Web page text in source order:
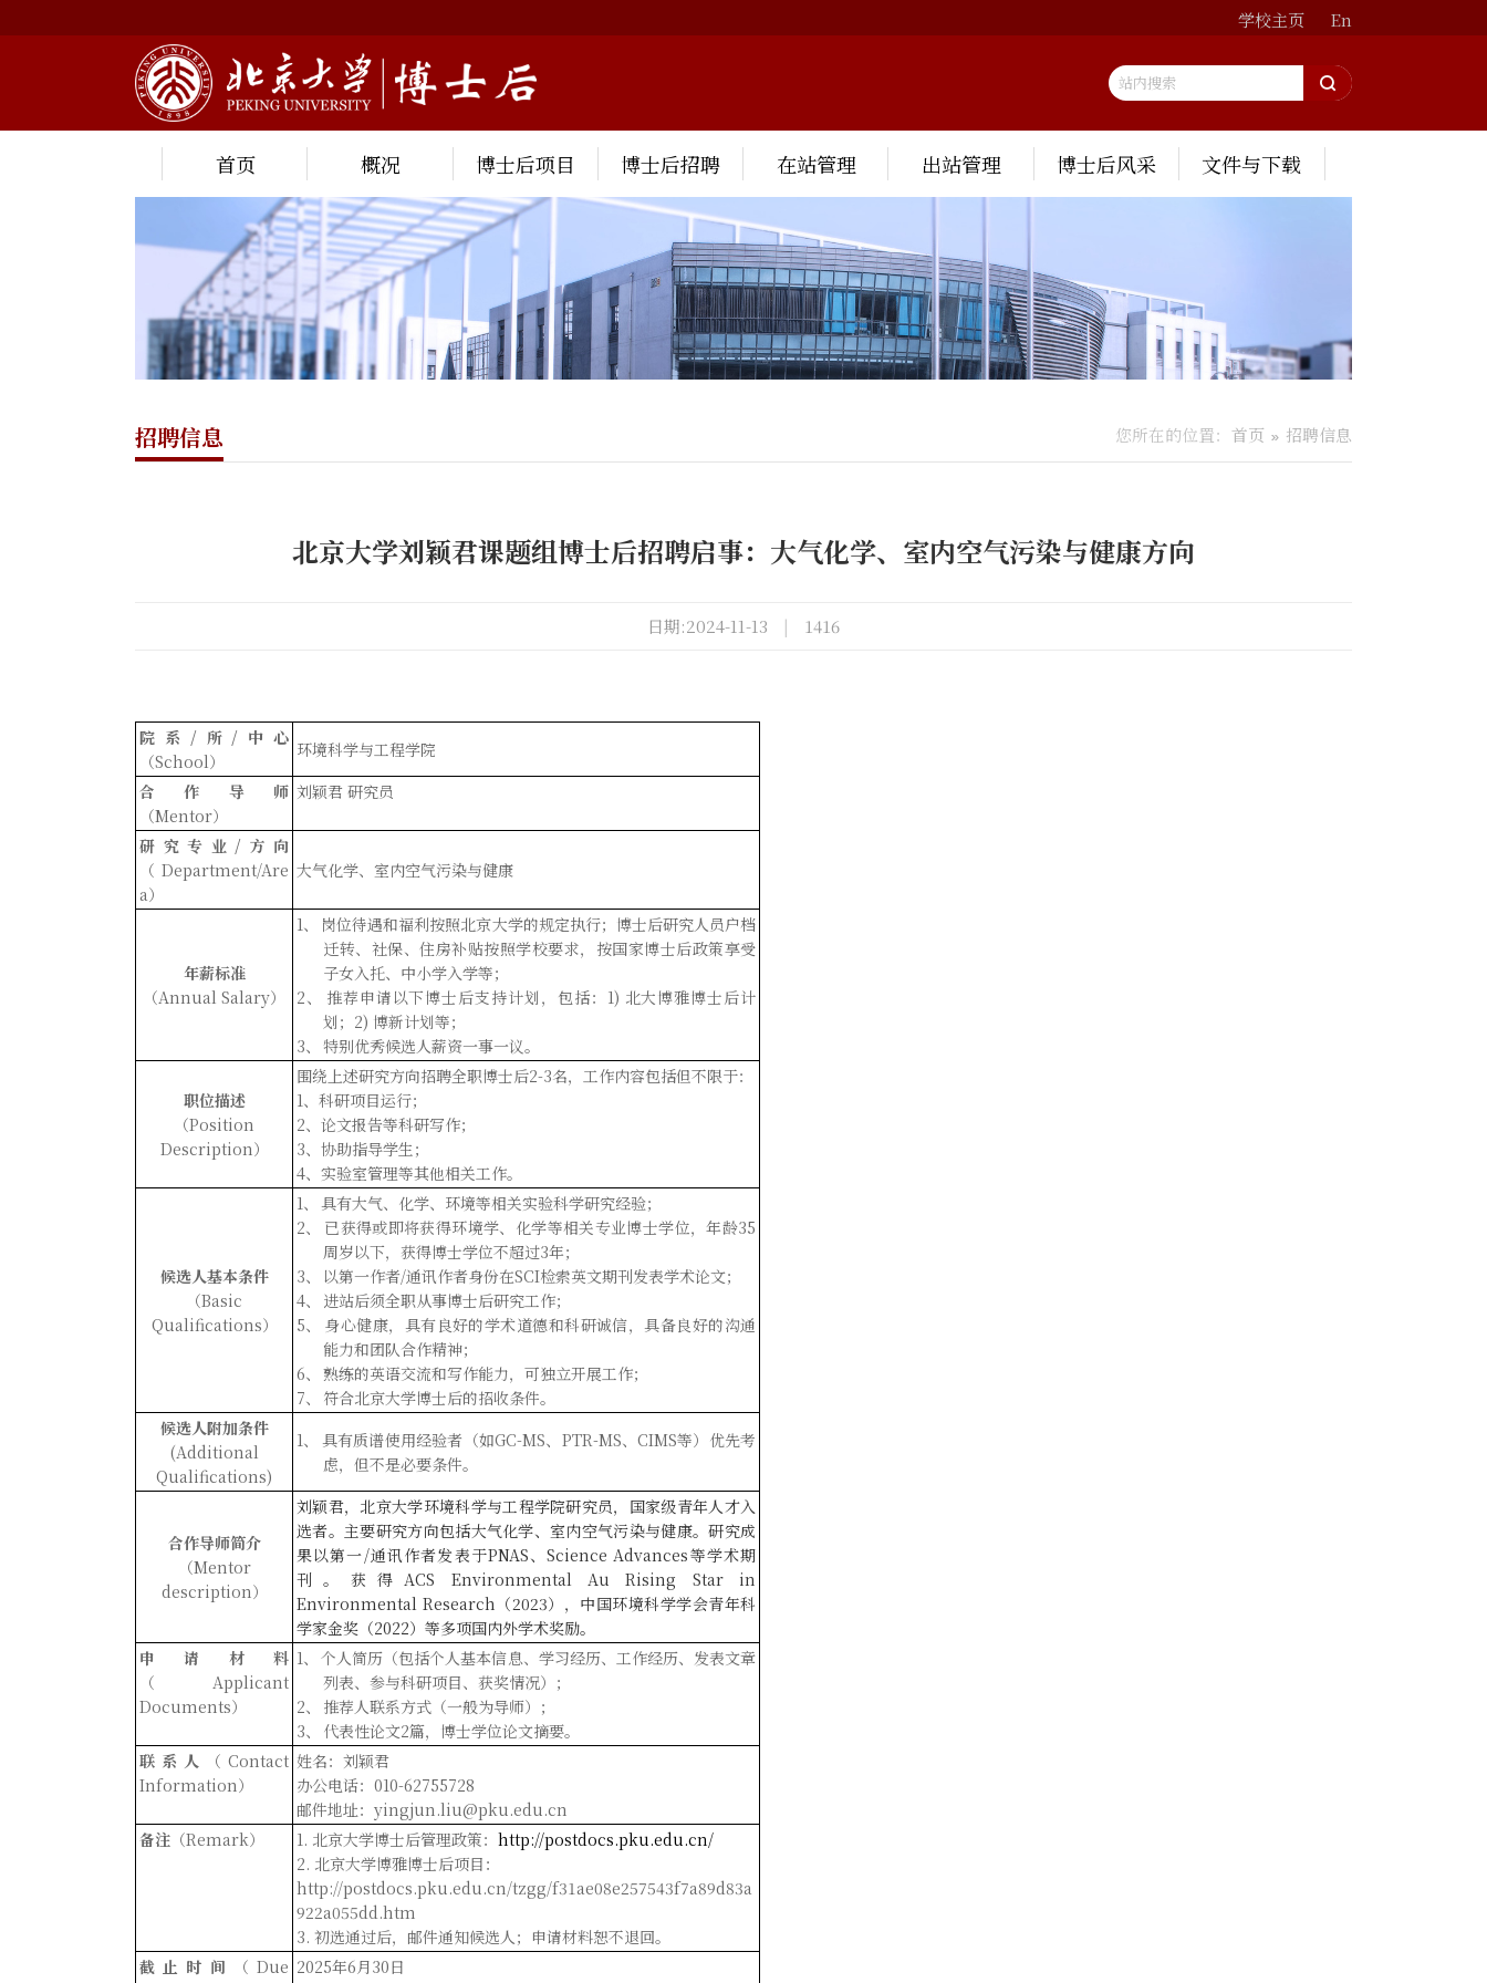
学校主页 En
首页 概况 博士后项目 博士后招聘 在站管理 出站管理 博士后风采 文件与下载
您所在的位置： 首页 招聘信息
招聘信息
北京大学刘颖君课题组博士后招聘启事：大气化学、室内空气污染与健康方向
日期:2024-11-13 | 1416
院系 /所 / 中心
（School）
环境科学与工程学院
合作导师
（Mentor）
刘颖君 研究员
研究专业 / 方向
（ Department/Are
a）
大气化学、室内空气污染与健康
年薪标准
（Annual Salary）
1、 岗位待遇和福利按照北京大学的规定执行；博士后研究人员户档
迁转、社保、住房补贴按照学校要求，按国家博士后政策享受
子女入托、中小学入学等；
2、 推荐申请以下博士后支持计划，包括： 1) 北大博雅博士后计
划； 2) 博新计划等；
3、 特别优秀候选人薪资一事一议。
职位描述
（Position
Description）
围绕上述研究方向招聘全职博士后2-3名，工作内容包括但不限于：
1、 科研项目运行；
2、 论文报告等科研写作；
3、 协助指导学生 ；
4、 实验室管理等其他相关工作。
候选人基本条件
（Basic
Qualifications）
1、 具有大气、 化学、环境等相关实验科学研究经验；
2、 已获得或即将获得环境学、 化学等相关专业博士学位，年龄35
周岁以下，获得博士学位不超过3年；
3、 以第一作者/通讯作者身份在SCI检索英文期刊发表学术论文；
4、 进站后须全职从事博士后研究工作；
5、 身心健康，具有良好的学术道德和科研诚信，具备良好的沟通
能力和团队合作精神；
6、 熟练的英语交流和写作能力，可独立开展工作；
7、
符合北京大学博士后的招收条件。
候选人附加条件
(Additional
Qualifications)
1、 具有质谱使用经验者 （如GC-MS、 PTR-MS、 CIMS等） 优先考
虑，但不是必要条件。
合作导师简介
（Mentor
description）
刘颖君，北京大学环境科学与工程学院研究员， 国家级青年人才入
选者。主要研究方向包括大气化学、室内空气污染与健康。研究成
果以第一/通讯作者发表于PNAS、Science Advances等学术期
刊。获得 ACS Environmental Au Rising Starin
Environmental Research （2023） ，中国环境科学学会青年科
学家金奖（2022）等多项国内外学术奖励。
申请材料
（ Applicant
Documents）
1、 个人简历 （包括个人基本信息、学习经历、工作经历、发表文章
列表、参与科研项目、获奖情况） ；
2、
推荐人联系方式（一般为导师）；
3、 代表性论文2篇，博士学位论文摘要。
联系人
（ Contact
Information）
姓名： 刘颖君
办公电话： 010-62755728
邮件地址： yingjun.liu@pku.edu.cn
备注 （Remark） 1. 北京大学博士后管理政策： http://postdocs.pku.edu.cn/
2. 北京大学博雅博士后项目：
http://postdocs.pku.edu.cn/tzgg/f31ae08e257543f7a89d83a
922a055dd.htm
3. 初选通过后，邮件通知候选人；申请材料恕不退回。
截止时间
（Due 2025年6月30日